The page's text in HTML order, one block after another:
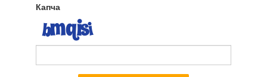
Капча